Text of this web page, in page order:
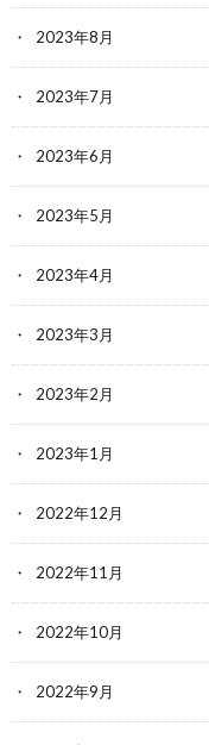
2023年8月
2023年7月
2023年6月
2023年5月
2023年4月
2023年3月
2023年2月
2023年1月
2022年12月
2022年11月
2022年10月
2022年9月